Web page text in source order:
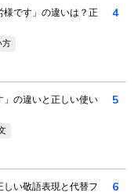
様です」の違いは？正
方
4
」の違いと正しい使い
5
しい敬語表現と代替フ
6